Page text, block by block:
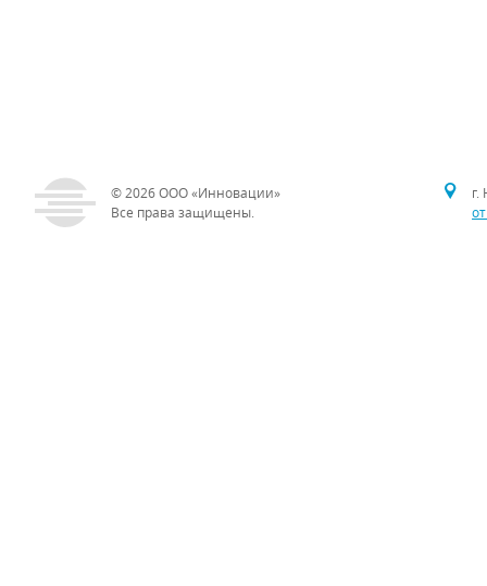
© 2026ООО «Инновации»
Все права защищены.